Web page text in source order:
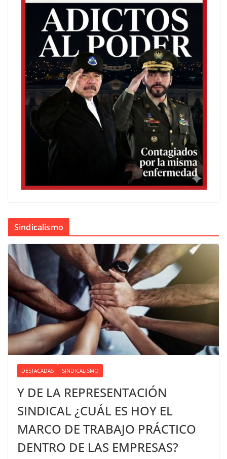
Sindicalismo
DESTACADAS SINDICALISMO
Y DE LA REPRESENTACIÓN
SINDICAL ¿CUÁL ES HOY EL
MARCO DE TRABAJO PRÁCTICO
DENTRO DE LAS EMPRESAS?